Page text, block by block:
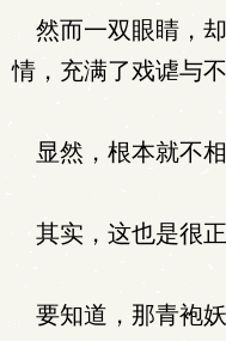
然而一双眼睛，
情，充满了戏谑与不
显然，根本就不相
其实，这也是很正
要知道，那青袍妖